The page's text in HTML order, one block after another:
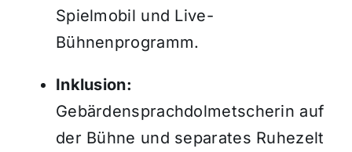
Spielmobil und Live-
Bühnenprogramm.
Inklusion:
Gebärdensprachdolmetscherin auf
der Bühne und separates Ruhezelt